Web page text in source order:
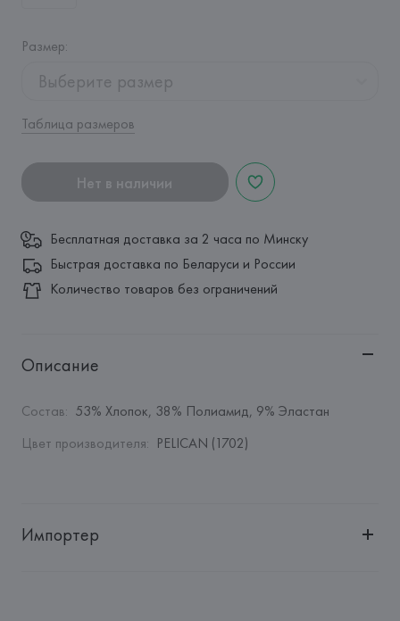
Размер:
Выберите размер
Таблица размеров
Нет в наличии
Бесплатная доставка за 2 часа по Минску
Быстрая доставка по Беларуси и России
Количество товаров без ограничений
Описание
Состав: 53% Хлопок, 38% Полиамид, 9% Эластан
Цвет производителя: PELICAN (1702)
Импортер